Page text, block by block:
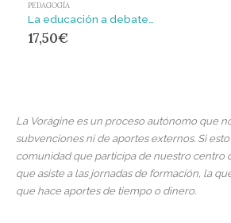
PEDAGOGÍA
La educación a debate : Cinco años de un ciclo
17,50€
La Vorágine es un proceso autónomo que
subvenciones ni de aportes externos. Si esto
comunidad que participa de nuestro centro
que asiste a las jornadas de formación, la
que hace aportes de tiempo o dinero.